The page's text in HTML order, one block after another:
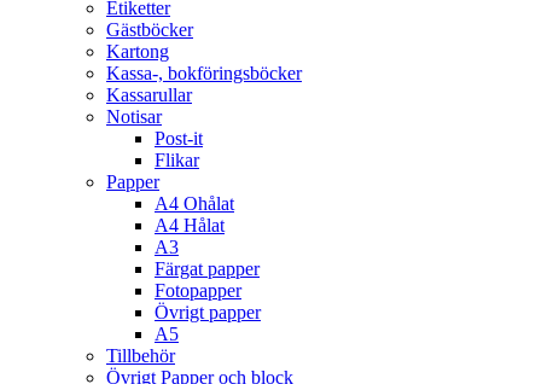
Etiketter
Gästböcker
Kartong
Kassa-, bokföringsböcker
Kassarullar
Notisar
Post-it
Flikar
Papper
A4 Ohålat
A4 Hålat
A3
Färgat papper
Fotopapper
Övrigt papper
A5
Tillbehör
Övrigt Papper och block